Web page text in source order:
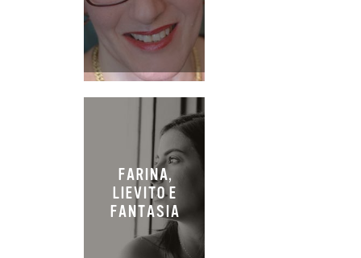
FARINA,
LIEVITO E
FANTASIA